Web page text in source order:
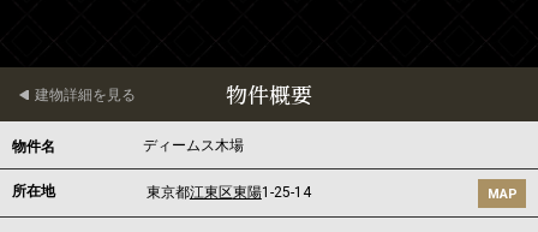
物件概要
建物詳細を見る
物件名 ディームス木場
所在地 東京都江東区東陽1-25-14 MAP